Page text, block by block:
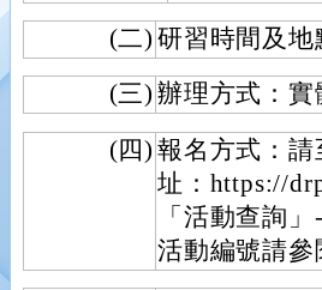
(二) 研習時間及地
(三) 辦理方式：實
(四) 報名方式：
址：https://
「活動查詢
活動編號請參